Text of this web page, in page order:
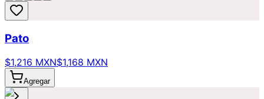
Pato
$1,216 MXN$1,168 MXN
Agregar